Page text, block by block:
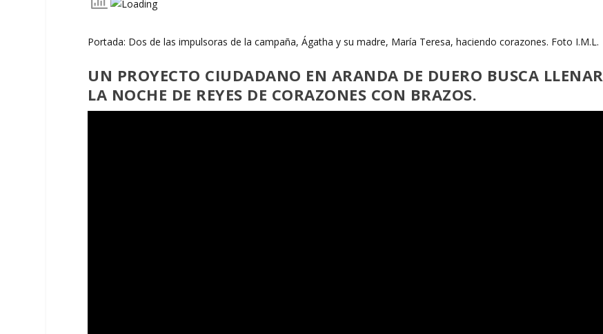
Portada: Dos de las impulsoras de la campaña, Ágatha y su madre, María Teresa, haciendo corazones. Foto I.M.L.
UN PROYECTO CIUDADANO EN ARANDA DE DUERO BUSCA LLENAR
LA NOCHE DE REYES DE CORAZONES CON BRAZOS.